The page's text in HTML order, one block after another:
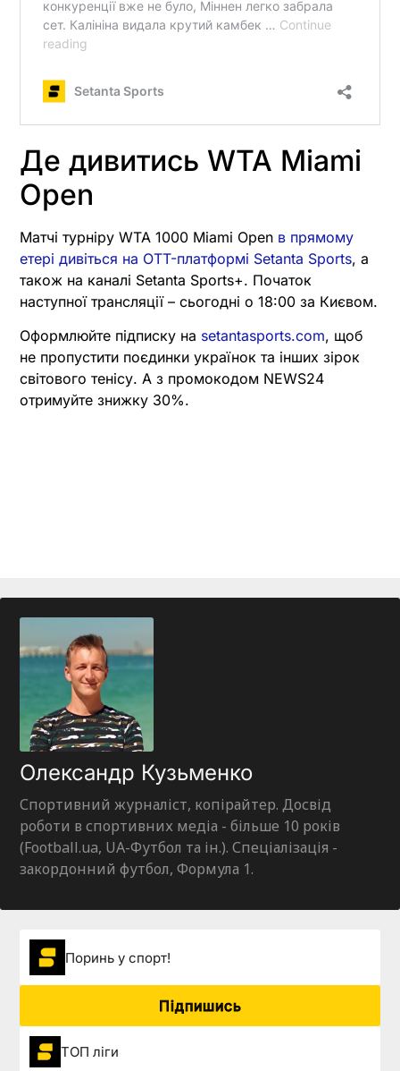
Де дивитись WTA Miami
Open
Матчі турніру WTA 1000 Miami Open в прямому
етері дивіться на OTT-платформі Setanta Sports, а
також на каналі Setanta Sports+. Початок
наступної трансляції – сьогодні о 18:00 за Києвом.
Оформлюйте підписку на setantasports.com, щоб
не пропустити поєдинки українок та інших зірок
світового тенісу. А з промокодом NEWS24
отримуйте знижку 30%.
Олександр Кузьменко
Спортивний журналіст, копірайтер. Досвід
роботи в спортивних медіа - більше 10 років
(Football.ua, UA-Футбол та ін.). Спеціалізація -
закордонний футбол, Формула 1.
Поринь у спорт!
Підпишись
ТОП ліги